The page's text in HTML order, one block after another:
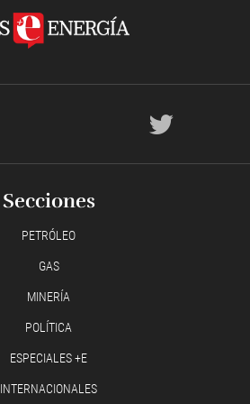
Secciones
PETRÓLEO
GAS
MINERÍA
POLÍTICA
ESPECIALES +E
INTERNACIONALES